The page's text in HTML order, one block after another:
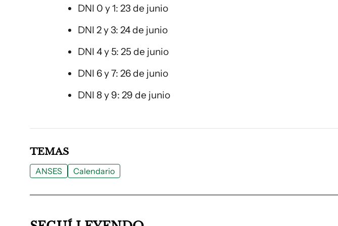
DNI 0 y 1: 23 de junio
DNI 2 y 3: 24 de junio
DNI 4 y 5: 25 de junio
DNI 6 y 7: 26 de junio
DNI 8 y 9: 29 de junio
TEMAS
ANSES Calendario